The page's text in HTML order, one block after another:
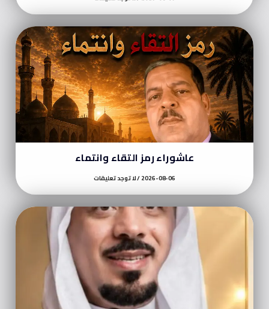
عاشوراء رمز التقاء وانتماء
2026-08-06 لا توجد تعليقات